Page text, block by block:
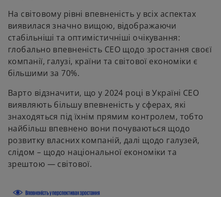
На світовому рівні впевненість у всіх аспектах
виявилася значно вищою, відображаючи
стабільніші та оптимістичніші очікування:
глобально впевненість СЕО щодо зростання своєї
компанії, галузі, країни та світової економіки є
більшими за 70%.
Варто відзначити, що у 2024 році в Україні СЕО
виявляють більшу впевненість у сферах, які
знаходяться під їхнім прямим контролем, тобто
найбільш впевнено вони почуваються щодо
розвитку власних компаній, далі щодо галузей,
слідом – щодо національної економіки та
зрештою — світової.